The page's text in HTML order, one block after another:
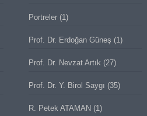
Portreler (1)
Prof. Dr. Erdoğan Güneş (1)
Prof. Dr. Nevzat Artık (27)
Prof. Dr. Y. Birol Saygı (35)
R. Petek ATAMAN (1)